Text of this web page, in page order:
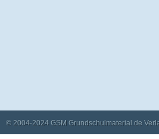
© 2004-2024 GSM Grundschulmaterial.de